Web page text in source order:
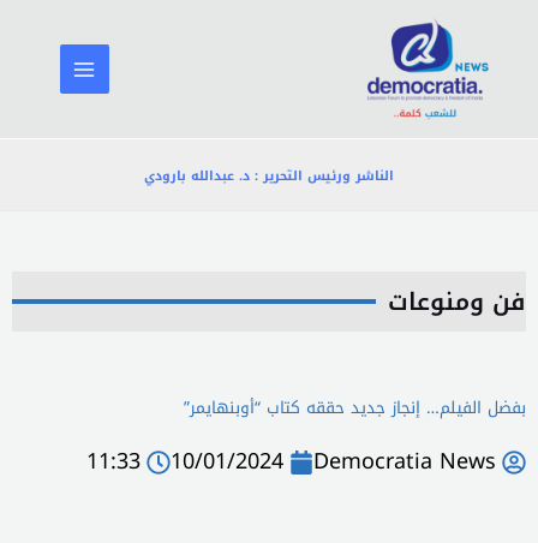
المحتوى
الناشر ورئيس التحرير : د. عبدالله بارودي
فن ومنوعات
بفضل الفيلم… إنجاز جديد حققه كتاب “أوبنهايمر”
Democratia News
10/01/2024
11:33